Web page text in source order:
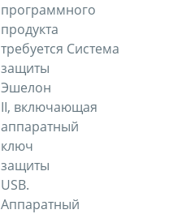
программного
продукта
требуется Система
защиты
Эшелон
II, включающая
аппаратный
ключ
защиты
USB.
Аппаратный